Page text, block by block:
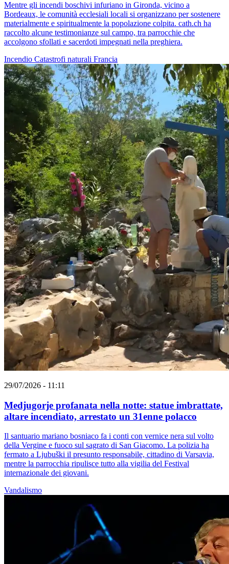
Mentre gli incendi boschivi infuriano in Gironda, vicino a
Bordeaux, le comunità ecclesiali locali si organizzano per sostenere
materialmente e spiritualmente la popolazione colpita. cath.ch ha
raccolto alcune testimonianze sul campo, tra parrocchie che
accolgono sfollati e sacerdoti impegnati nella preghiera.
Incendio Catastrofi naturali Francia
29/07/2026 - 11:11
Medjugorje profanata nella notte: statue imbrattate,
altare incendiato, arrestato un 31enne polacco
Il santuario mariano bosniaco fa i conti con vernice nera sul volto
della Vergine e fuoco sul sagrato di San Giacomo. La polizia ha
fermato a Ljubuški il presunto responsabile, cittadino di Varsavia,
mentre la parrocchia ripulisce tutto alla vigilia del Festival
internazionale dei giovani.
Vandalismo